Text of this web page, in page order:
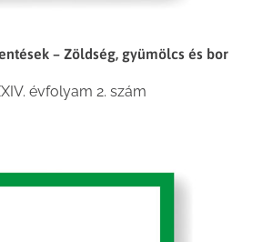
– Zöldség, gyümölcs és bor
évfolyam 2. szám